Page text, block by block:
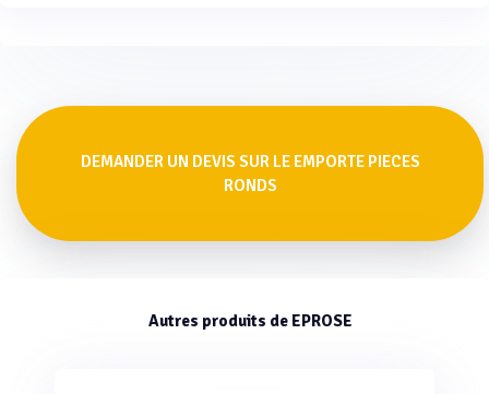
DEMANDER UN DEVIS SUR LE EMPORTE PIECES
RONDS
Autres produits de EPROSE